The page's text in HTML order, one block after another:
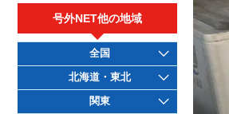
号外NET他の地域
全国
北海道・東北
関東